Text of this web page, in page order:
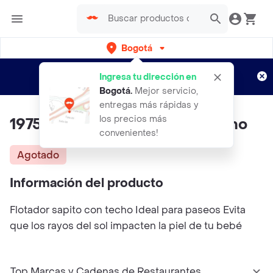
Bogotá
Ingresa tu dirección en
Bogotá. Mejor servicio,
entregas más rápidas y
los precios más
convenientes!
envíos gratis por semanas
Aplican TyC
19750 Flotador Sapito Con Techo
Agotado
Información del producto
Flotador sapito con techo Ideal para paseos Evita
que los rayos del sol impacten la piel de tu bebé